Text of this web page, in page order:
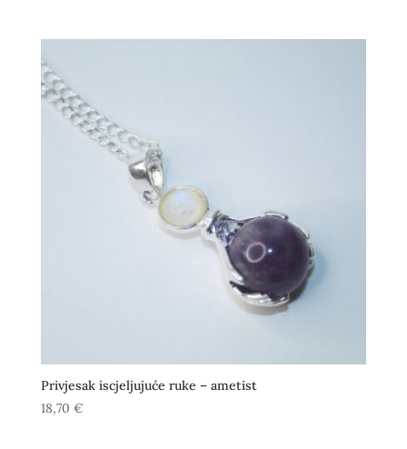
Privjesak iscjeljujuće ruke – ametist
18,70 €